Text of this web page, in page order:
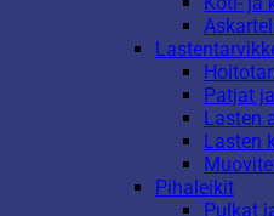
Patjat
Lasten
Lasten
Pihaleikit
Pulkat